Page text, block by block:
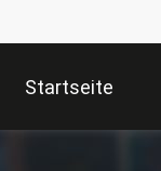
Startseite